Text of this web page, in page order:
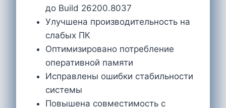
до Build 26200.8037
Улучшена производительность на
слабых ПК
Оптимизировано потребление
оперативной памяти
Исправлены ошибки стабильности
системы
Повышена совместимость с